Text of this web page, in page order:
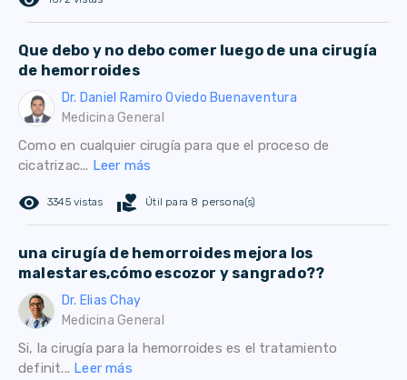
Que debo y no debo comer luego de una cirugía
de hemorroides
Dr. Daniel Ramiro Oviedo Buenaventura
Medicina General
Como en cualquier cirugía para que el proceso de
cicatrizac... Leer más
remove_red_eye 3345 vistas volunteer_activism Útil para 8 persona(s)
una cirugía de hemorroides mejora los
malestares,cómo escozor y sangrado??
Dr. Elias Chay
Medicina General
Si, la cirugía para la hemorroides es el tratamiento
definit... Leer más